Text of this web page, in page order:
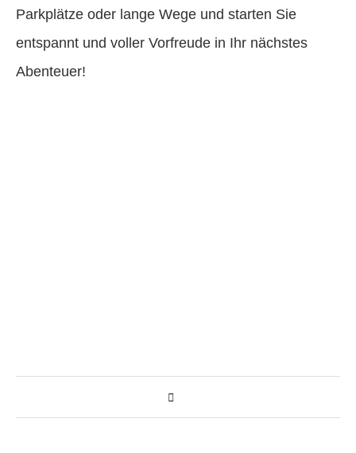
Parkplätze oder lange Wege und starten Sie
entspannt und voller Vorfreude in Ihr nächstes
Abenteuer!